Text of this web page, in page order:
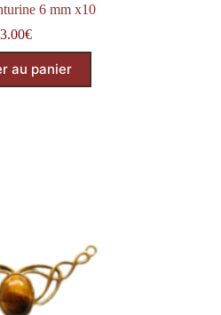
6 mm x10
3.00€
au panier